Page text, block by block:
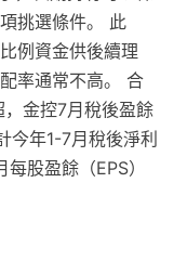
挑選條件。 此
例資金供後續理
率通常不高。 合
金控7月稅後盈餘
今年1-7月稅後淨利
股盈餘（EPS）